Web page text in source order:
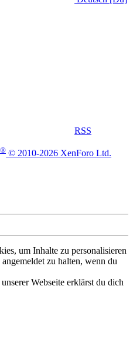
RSS
® © 2010-2026 XenForo Ltd.
um Inhalte zu personalisieren
zu halten, wenn du
Webseite erklärst du dich